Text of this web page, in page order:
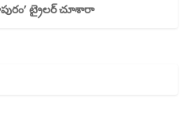
ట్రైలర్ చూశారా